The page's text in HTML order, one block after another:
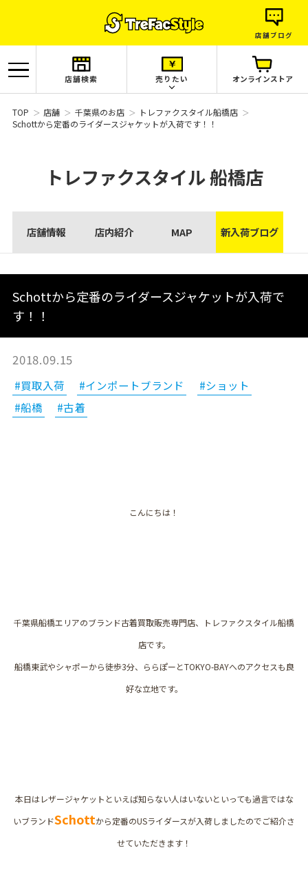
店舗ブログ
店舗検索 売りたい オンラインストア
TOP 店舗 千葉県のお店
トレファクスタイル船橋店
Schottから定番のライダースジャケットが入荷です！！
トレファクスタイル船橋店
店舗情報 店内紹介 MAP 新入荷ブログ
Schottから定番のライダースジャケットが入荷で
す！！
2018.09.15
#買取入荷 #インポートブランド
#ショット
#船橋
#古着
こんにちは！
千葉県船橋エリアのブランド古着買取販売専門店、トレファクスタイル船橋
店です。
船橋東武やシャポーから徒歩3分、ららぽーとTOKYO-BAYへのアクセスも良
好な立地です。
本日はレザージャケットといえば知らない人はいないといっても過言ではな
いブランドSchottから定番のUSライダースが入荷しましたのでご紹介さ
せていただきます！